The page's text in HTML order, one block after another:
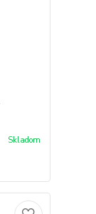
Skladom